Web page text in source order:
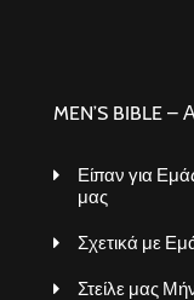
MEN’S BIBLE
Είπαν για
μας
Σχετικά με
Στείλε μας